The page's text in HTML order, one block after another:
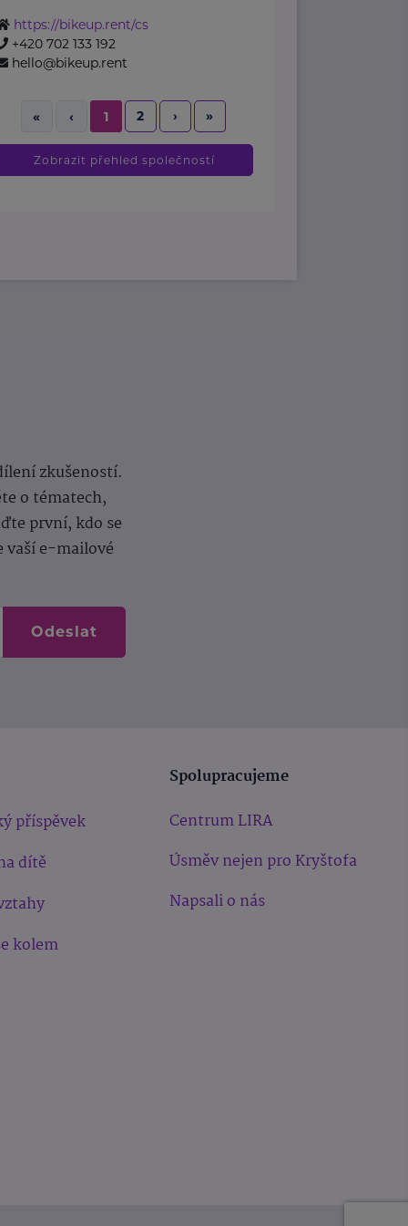
https://bikeup.rent/cs
+420 702 133 192
hello@bikeup.rent
« ‹ 1 2 › »
Zobrazit přehled společností
zkušeností.
o tématech,
první, kdo se
vaší e-mailové
Odeslat
příspěvek
dítě
kolem
Spolupracujeme
Centrum LIRA
Úsměv nejen pro Kryštofa
Napsali o nás